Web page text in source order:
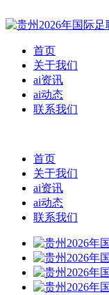
首页
关于我们
ai资讯
ai动态
联系我们
首页
关于我们
ai资讯
ai动态
联系我们